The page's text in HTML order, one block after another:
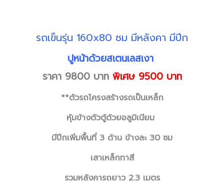
รถเข็นรุ่น 160x80 ซม มีหลังคา มีปีก
ปูหน้าด้วยสเตนเลสเงา
ราคา 9800 บาทพิเศษ 9500 บาท
**ตัวรถโครงสร้างรถเป็นเหล็ก
หุ้มข้างตัวตู้ด้วยอลูมิเนียม
มีปีกเพิ่มพื้นที่ 3 ด้าน ข้างละ 30 ซม
เสาเหล็กทาสี
รวมหลังคารถยาว 2.3 เมตร